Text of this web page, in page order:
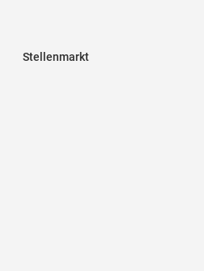
Stellenmarkt